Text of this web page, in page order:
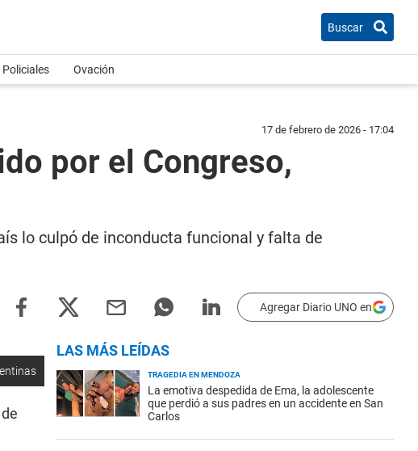
Buscar
Policiales Ovación
17 de febrero de 2026 - 17:04
por el Congreso,
lo culpó de inconducta funcional y falta de
Agregar Diario UNO en
LAS MÁS LEÍDAS
TRAGEDIA EN MENDOZA
La emotiva despedida de Ema, la adolescente
que perdió a sus padres en un accidente en San
Carlos